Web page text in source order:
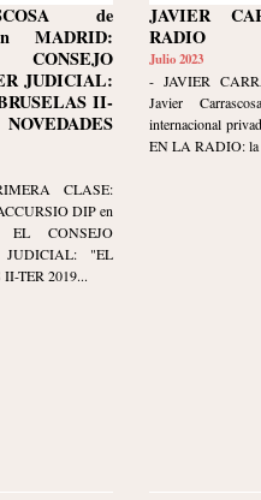
de
MADRID:
JUDICIAL:
II-
CLASE:
DIP en
CONSEJO
JUDICIAL: "EL
TER 2019...
JAVIER
RADIO
Julio 2023
- JAVIER
Javier
internacional
EN LA RADIO: la